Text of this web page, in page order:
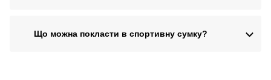
Що можна покласти в спортивну сумку?